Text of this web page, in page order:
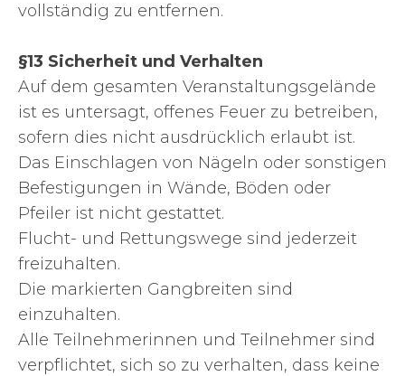
vollständig zu entfernen.
§13 Sicherheit und Verhalten
Auf dem gesamten Veranstaltungsgelände
ist es untersagt, offenes Feuer zu betreiben,
sofern dies nicht ausdrücklich erlaubt ist.
Das Einschlagen von Nägeln oder sonstigen
Befestigungen in Wände, Böden oder
Pfeiler ist nicht gestattet.
Flucht- und Rettungswege sind jederzeit
freizuhalten.
Die markierten Gangbreiten sind
einzuhalten.
Alle Teilnehmerinnen und Teilnehmer sind
verpflichtet, sich so zu verhalten, dass keine